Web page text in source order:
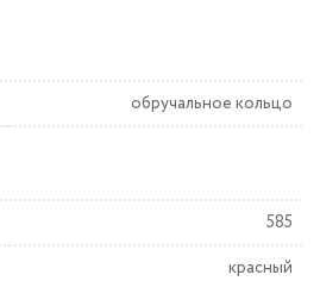
обручальное кольцо
585
красный